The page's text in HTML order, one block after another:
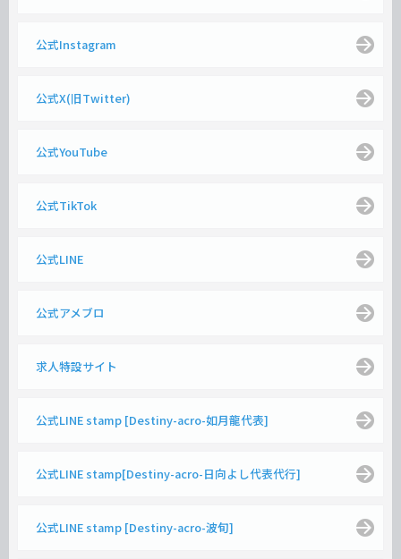
公式Instagram
公式X(旧Twitter)
公式YouTube
公式TikTok
公式LINE
公式アメブロ
求人特設サイト
公式LINE stamp [Destiny-acro-如月龍代表]
公式LINE stamp[Destiny-acro-日向よし代表代行]
公式LINE stamp [Destiny-acro-波旬]